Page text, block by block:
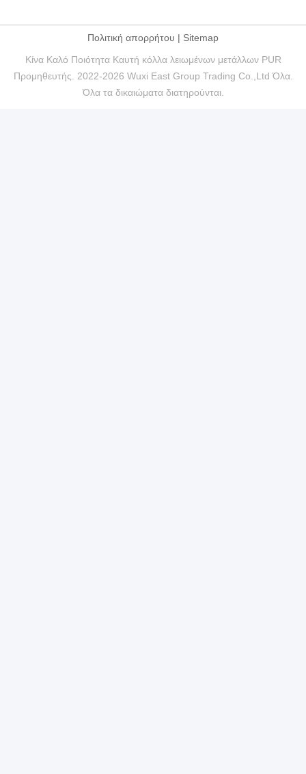
Πολιτική απορρήτου | Sitemap
Κίνα Καλό Ποιότητα Καυτή κόλλα λειωμένων μετάλλων PUR
Προμηθευτής. 2022-2026 Wuxi East Group Trading Co.,Ltd Όλα.
Όλα τα δικαιώματα διατηρούνται.